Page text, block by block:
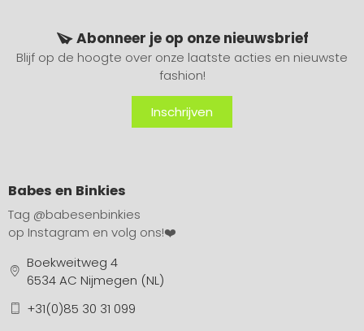
Abonneer je op onze nieuwsbrief
Blijf op de hoogte over onze laatste acties en nieuwste
fashion!
Inschrijven
Babes en Binkies
Tag @babesenbinkies
op Instagram en volg ons!❤️
Boekweitweg 4
6534 AC Nijmegen (NL)
+31(0)85 30 31 099